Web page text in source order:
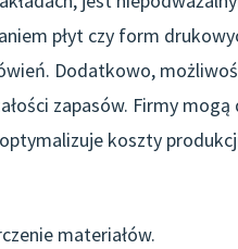
płyt czy form
Dodatkowo,
zapasów. Firmy
koszty
materiałów.